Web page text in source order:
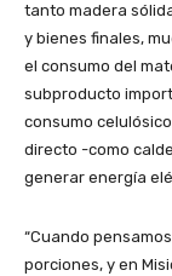
tanto madera
y bienes finales,
el consumo del
subproducto
consumo
directo -como
generar energía
“Cuando
porciones, y en